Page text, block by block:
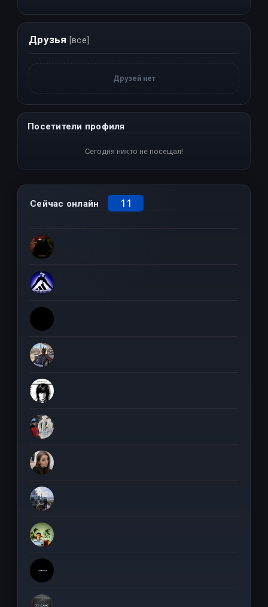
Друзья [все]
Друзей нет
Посетители профиля
Сегодня никто не посещал!
Сейчас онлайн 11